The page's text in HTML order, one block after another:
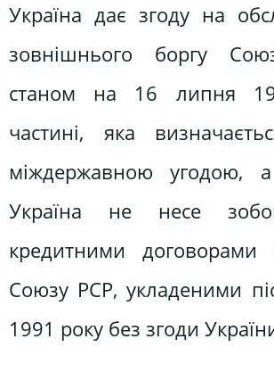
Україна дає згоду на
зовнішнього боргу
станом на 16 липня
частині, яка
міждержавною угодою,
Україна не несе
кредитними договорами
Союзу РСР, укладеними
1991 року без згоди